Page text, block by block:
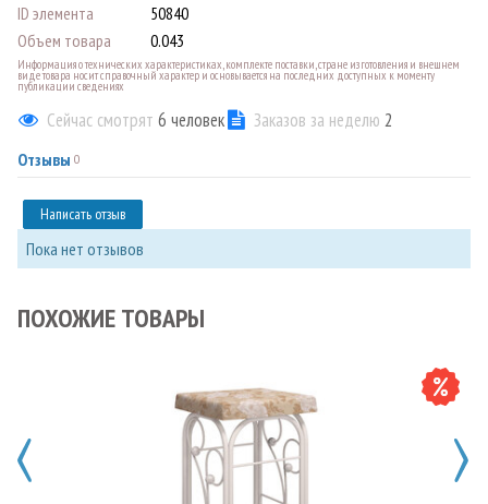
ID элемента
50840
Объем товара
0.043
Информация о технических характеристиках, комплекте поставки, стране изготовления и внешнем
виде товара носит справочный характер и основывается на последних доступных к моменту
публикации сведениях
Сейчас смотрят 6 человек Заказов за неделю 2
Отзывы 0
Написать отзыв
Пока нет отзывов
ПОХОЖИЕ ТОВАРЫ